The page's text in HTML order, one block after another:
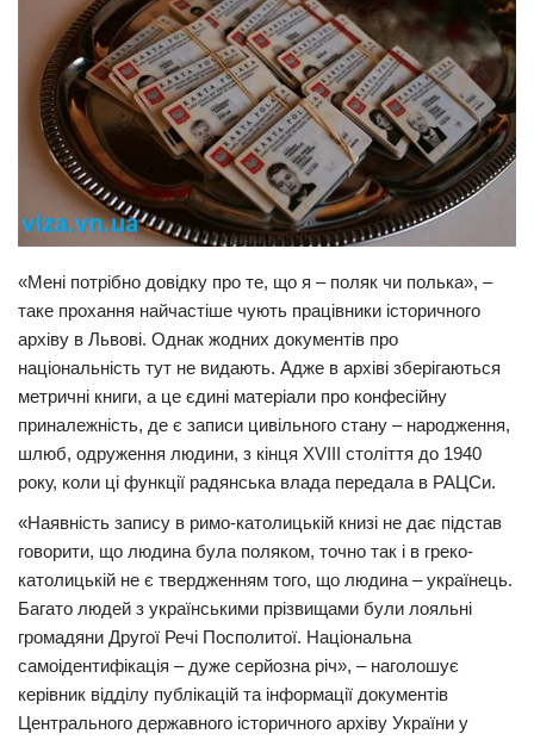
Здоров’я
Події
Кримінал
Трагедії
Курйози
Суспільство
#Війна
«Мені потрібно довідку про те, що я – поляк чи полька», –
таке прохання найчастіше чують працівники історичного
архіву в Львові. Однак жодних документів про
національність тут не видають. Адже в архіві зберігаються
метричні книги, а це єдині матеріали про конфесійну
приналежність, де є записи цивільного стану – народження,
шлюб, одруження людини, з кінця XVIII століття до 1940
року, коли ці функції радянська влада передала в РАЦСи.
«Наявність запису в римо-католицькій книзі не дає підстав
говорити, що людина була поляком, точно так і в греко-
католицькій не є твердженням того, що людина – українець.
Багато людей з українськими прізвищами були лояльні
громадяни Другої Речі Посполитої. Національна
самоідентифікація – дуже серйозна річ», – наголошує
керівник відділу публікацій та інформації документів
Центрального державного історичного архіву України у